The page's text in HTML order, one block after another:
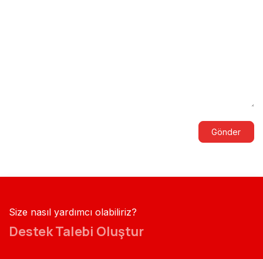
Gönder
Size nasıl yardımcı olabiliriz?
Destek Talebi Oluştur